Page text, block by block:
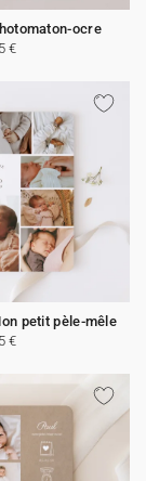
ocre
€
petit pèle-mêle
€